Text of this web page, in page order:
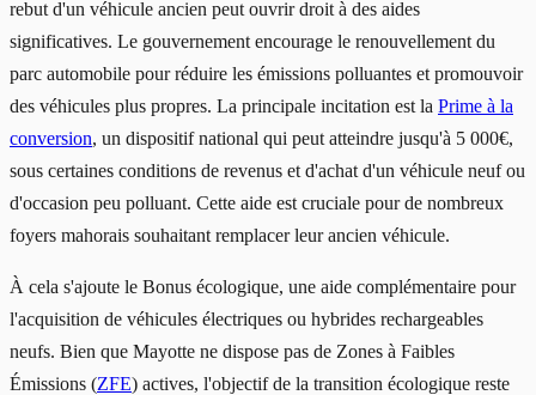
rebut d'un véhicule ancien peut ouvrir droit à des aides
significatives. Le gouvernement encourage le renouvellement du
parc automobile pour réduire les émissions polluantes et promouvoir
des véhicules plus propres. La principale incitation est la Prime à la
conversion, un dispositif national qui peut atteindre jusqu'à 5 000€,
sous certaines conditions de revenus et d'achat d'un véhicule neuf ou
d'occasion peu polluant. Cette aide est cruciale pour de nombreux
foyers mahorais souhaitant remplacer leur ancien véhicule.
À cela s'ajoute le Bonus écologique, une aide complémentaire pour
l'acquisition de véhicules électriques ou hybrides rechargeables
neufs. Bien que Mayotte ne dispose pas de Zones à Faibles
Émissions (ZFE) actives, l'objectif de la transition écologique reste